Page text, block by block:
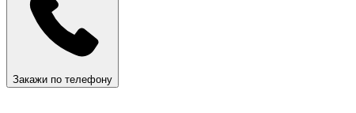
Закажи по телефону